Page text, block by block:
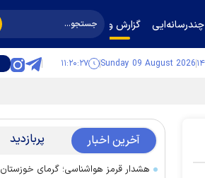
چندرسانه‌ایی گزارش و گفت‌وگو
Sunday 09 August 2026 ۱۱:۲۰:۲۸
آخرین اخبار پربازدید
هشدار قرمز هواشناسی؛ گرمای خوزستان